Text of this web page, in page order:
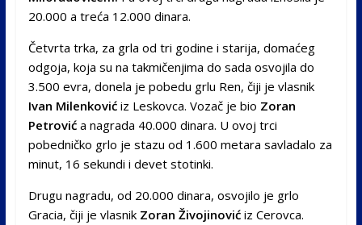
20.000 a treća 12.000 dinara.
Četvrta trka, za grla od tri godine i starija, domaćeg
odgoja, koja su na takmičenjima do sada osvojila do
3.500 evra, donela je pobedu grlu Ren, čiji je vlasnik
Ivan Milenkovićiz Leskovca. Vozač je bio Zoran
Petrovića nagrada 40.000 dinara. U ovoj trci
pobedničko grlo je stazu od 1.600 metara savladalo za
minut, 16 sekundi i devet stotinki.
Drugu nagradu, od 20.000 dinara, osvojilo je grlo
Gracia, čiji je vlasnik Zoran Živojinovićiz Cerovca.